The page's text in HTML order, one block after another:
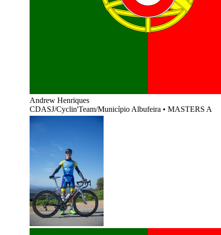
Andrew Henriques
CDASJ/Cyclin'Team/Município Albufeira • MASTERS A